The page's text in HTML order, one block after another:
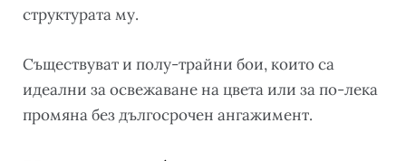
структурата му.
Съществуват и полу-трайни бои, които са
идеални за освежаване на цвета или за по-лека
промяна без дългосрочен ангажимент.